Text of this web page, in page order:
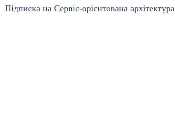
Підписка на Сервіс-орієнтована архітектура